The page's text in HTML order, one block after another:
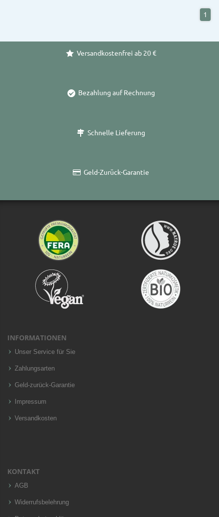
1
Versandkostenfrei ab 20 €
Bezahlung auf Rechnung
Schnelle Lieferung
Geld-Zurück-Garantie
INFORMATIONEN
Unser Service für Sie
Zahlungsarten
Geld-zurück-Garantie
Impressum
Versandkosten
KONTAKT
AGB
Widerrufsbelehrung